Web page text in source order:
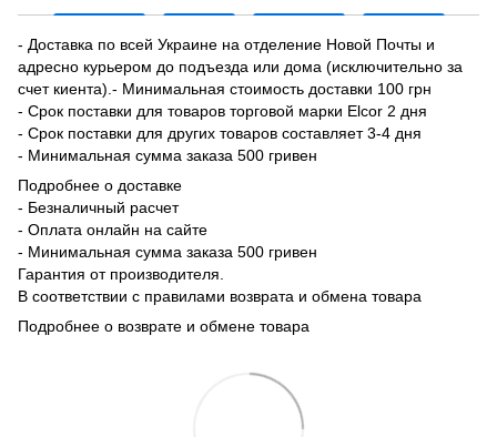
- Доставка по всей Украине на отделение Новой Почты и
адресно курьером до подъезда или дома (исключительно за
счет киента).- Минимальная стоимость доставки 100 грн
- Срок поставки для товаров торговой марки Elcor 2 дня
- Срок поставки для других товаров составляет 3-4 дня
- Минимальная сумма заказа 500 гривен
Подробнее о доставке
- Безналичный расчет
- Оплата онлайн на сайте
- Минимальная сумма заказа 500 гривен
Гарантия от производителя.
В соответствии с правилами возврата и обмена товара
Подробнее о возврате и обмене товара